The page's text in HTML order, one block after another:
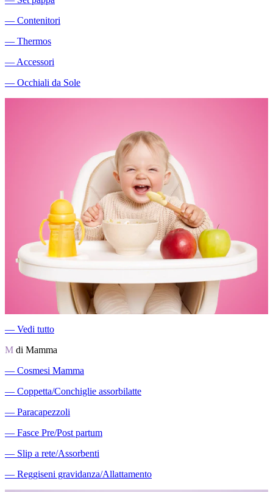
― Contenitori
― Thermos
― Accessori
― Occhiali da Sole
― Vedi tutto
M di Mamma
― Cosmesi Mamma
― Coppetta/Conchiglie assorbilatte
― Paracapezzoli
― Fasce Pre/Post partum
― Slip a rete/Assorbenti
― Reggiseni gravidanza/Allattamento